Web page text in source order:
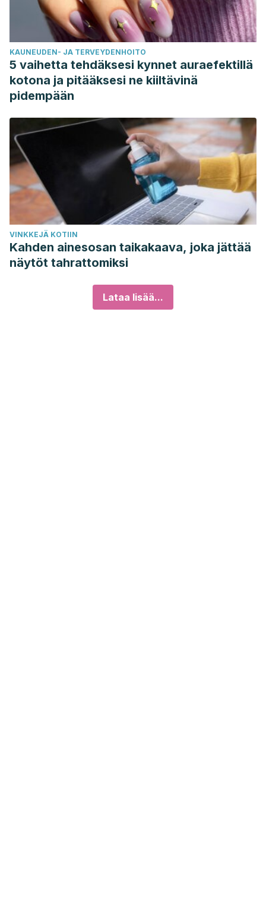
KAUNEUDEN- JA TERVEYDENHOITO
5 vaihetta tehdäksesi kynnet auraefektillä
kotona ja pitääksesi ne kiiltävinä
pidempään
VINKKEJÄ KOTIIN
Kahden ainesosan taikakaava, joka jättää
näytöt tahrattomiksi
Lataa lisää...